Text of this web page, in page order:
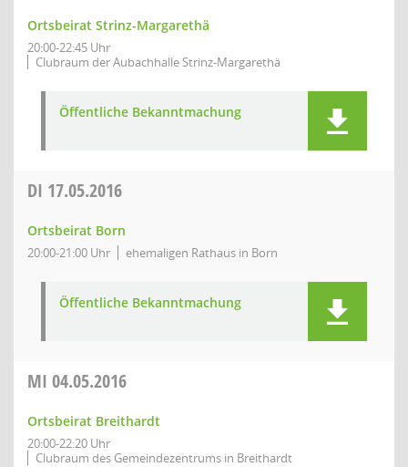
Ortsbeirat Strinz-Margarethä
20:00-22:45 Uhr
Clubraum der Aubachhalle Strinz-Margarethä
Öffentliche Bekanntmachung
DI 17.05.2016
Ortsbeirat Born
20:00-21:00 Uhr ehemaligen Rathaus in Born
Öffentliche Bekanntmachung
MI 04.05.2016
Ortsbeirat Breithardt
20:00-22:20 Uhr
Clubraum des Gemeindezentrums in Breithardt